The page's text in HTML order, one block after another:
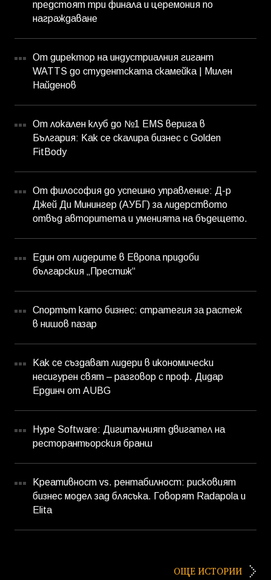
предстоят три финала и церемония по
награждаване
От директор на индустриалния гигант
WATTS до студентската скамейка | Милен
Найденов
От локален клуб до №1 EMS верига в
България: Как се скалира бизнес с Golden
FitBody
От философия до успешно управление: Д-р
Джей Ди Минингер (АУБГ) за лидерството
отвъд авторитета и уменията на бъдещето.
Един от лидерите в Европа придоби
българския „Престиж“
Спортът като бизнес: стратегия за растеж
в нишов пазар
Как се създават лидери в икономически
несигурен свят – разговор с проф. Дидар
Ердинч от AUBG
Hype Software: Дигиталният двигател на
ресторантьорския бранш
Креативност vs. рентабилност: рисковият
бизнес модел зад блясъка. Говорят Radapola и
Elita
ОЩЕ ИСТОРИИ